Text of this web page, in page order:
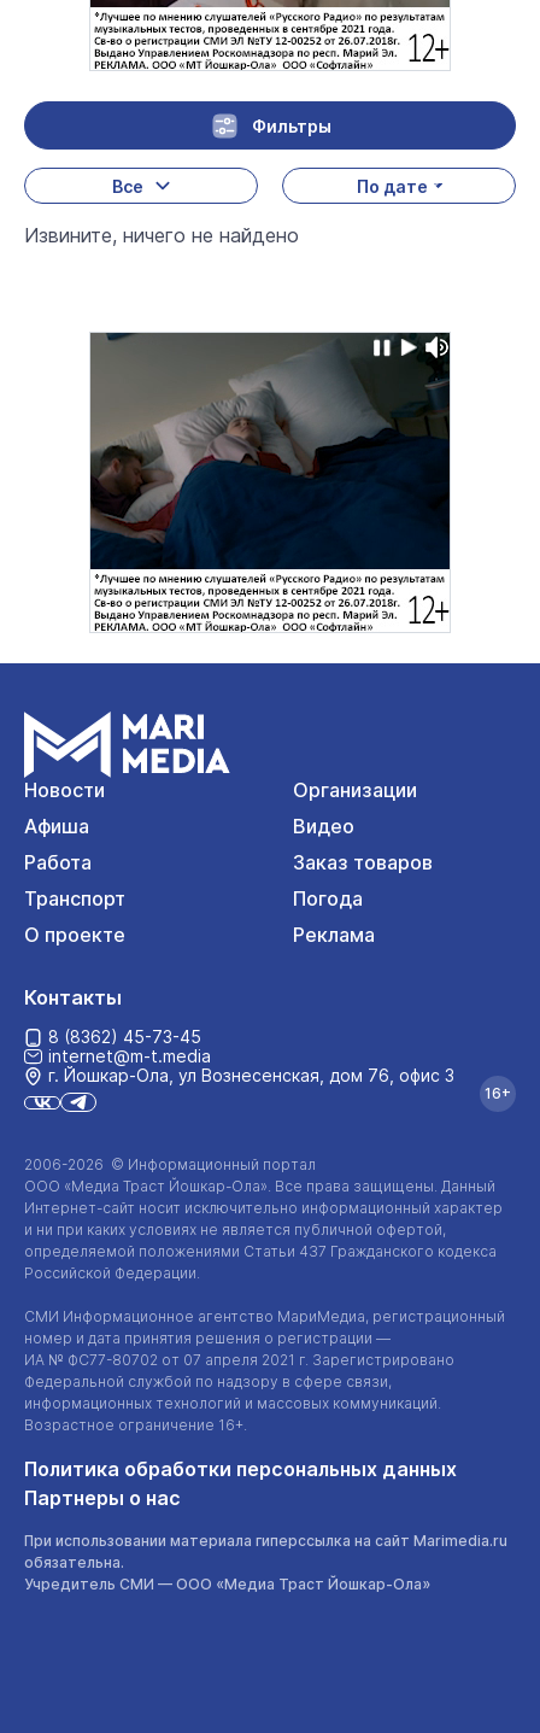
Фильтры
Все По дате
Извините, ничего не найдено
Новости
Организации
Афиша
Видео
Работа
Заказ товаров
Транспорт
Погода
О проекте
Реклама
2006-2026 © Информационный портал
ООО «Медиа Траст Йошкар-Ола». Все права защищены. Данный
Интернет-сайт носит исключительно информационный характер
и ни при каких условиях не является публичной офертой,
определяемой положениями Статьи 437 Гражданского кодекса
Российской Федерации.
СМИ Информационное агентство МариМедиа, регистрационный
номер и дата принятия решения о регистрации —
ИА № ФС77-80702 от 07 апреля 2021 г. Зарегистрировано
Федеральной службой по надзору в сфере связи,
информационных технологий и массовых коммуникаций.
Возрастное ограничение 16+.
Политика обработки персональных данных
Партнеры о нас
При использовании материала гиперссылка на сайт Marimedia.ru
обязательна.
Учредитель СМИ — ООО «Медиа Траст Йошкар-Ола»
Контакты
8 (8362) 45-73-45
internet@m-t.media
г. Йошкар‑Ола, ул Вознесенская, дом 76, офис 3
16+